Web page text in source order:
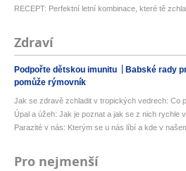
RECEPT: Perfektní letní kombinace, které tě
Zdraví
Podpořte dětskou imunitu Babské rady
pomůže rýmovník
Jak se zdravě zchladit v tropických vedrech: Co
Úpal a úžeh: Jak je poznat a jak se z nich rychle
Parazité v nás: Kterým se u nás líbí a kde v
Pro nejmenší